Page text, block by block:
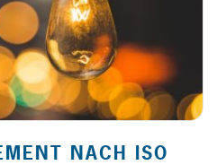
NACH ISO